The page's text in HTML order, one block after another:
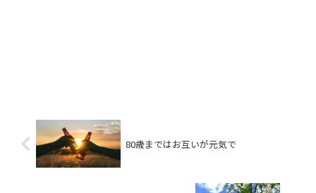
80歳まではお互いが元気で